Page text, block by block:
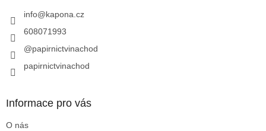
info@kapona.cz
608071993
@papirnictvinachod
papirnictvinachod
Informace pro vás
O nás